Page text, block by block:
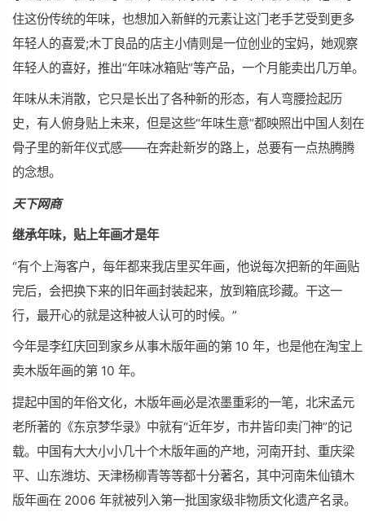
住这份传统的年味，也想加入新鲜的元素让这门老手艺受到更多
年轻人的喜爱;木丁良品的店主小倩则是一位创业的宝妈，她观察
年轻人的喜好，推出“年味冰箱贴”等产品，一个月能卖出几万单。
年味从未消散，它只是长出了各种新的形态，有人弯腰捡起历
史，有人俯身贴上未来，但是这些“年味生意”都映照出中国人刻在
骨子里的新年仪式感——在奔赴新岁的路上，总要有一点热腾腾
的念想。
天下网商
继承年味，贴上年画才是年
“有个上海客户，每年都来我店里买年画，他说每次把新的年画贴
完后，会把换下来的旧年画封装起来，放到箱底珍藏。干这一
行，最开心的就是这种被人认可的时候。”
今年是李红庆回到家乡从事木版年画的第 10 年，也是他在淘宝上
卖木版年画的第 10 年。
提起中国的年俗文化，木版年画必是浓墨重彩的一笔，北宋孟元
老所著的《东京梦华录》中就有“近年岁，市井皆印卖门神”的记
载。中国有大大小小几十个木版年画的产地，河南开封、重庆梁
平、山东潍坊、天津杨柳青等等都十分著名 ，其中河南朱仙镇木
版年画在 2006 年就被列入第一批国家级非物质文化遗产名录。